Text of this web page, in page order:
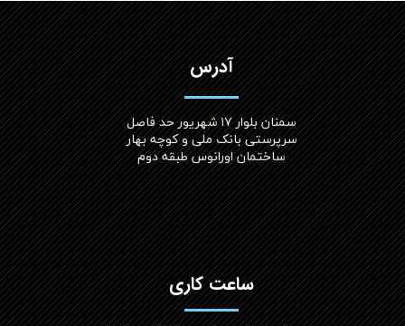
آدرس
سمنان بلوار ۱۷ شهریور حد فاصل
سرپرستی بانک ملی و کوچه بهار
ساختمان اورانوس طبقه دوم
ساعت کاری